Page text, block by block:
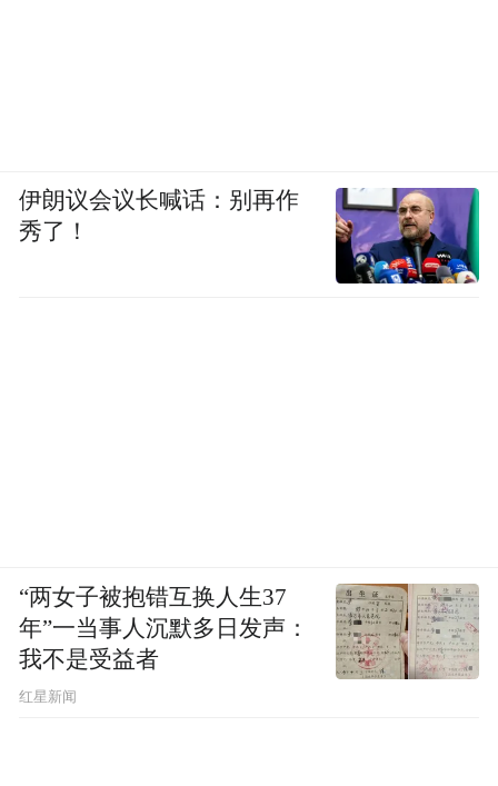
伊朗议会议长喊话：别再作
秀了！
“两女子被抱错互换人生37
年”一当事人沉默多日发声：
我不是受益者
红星新闻